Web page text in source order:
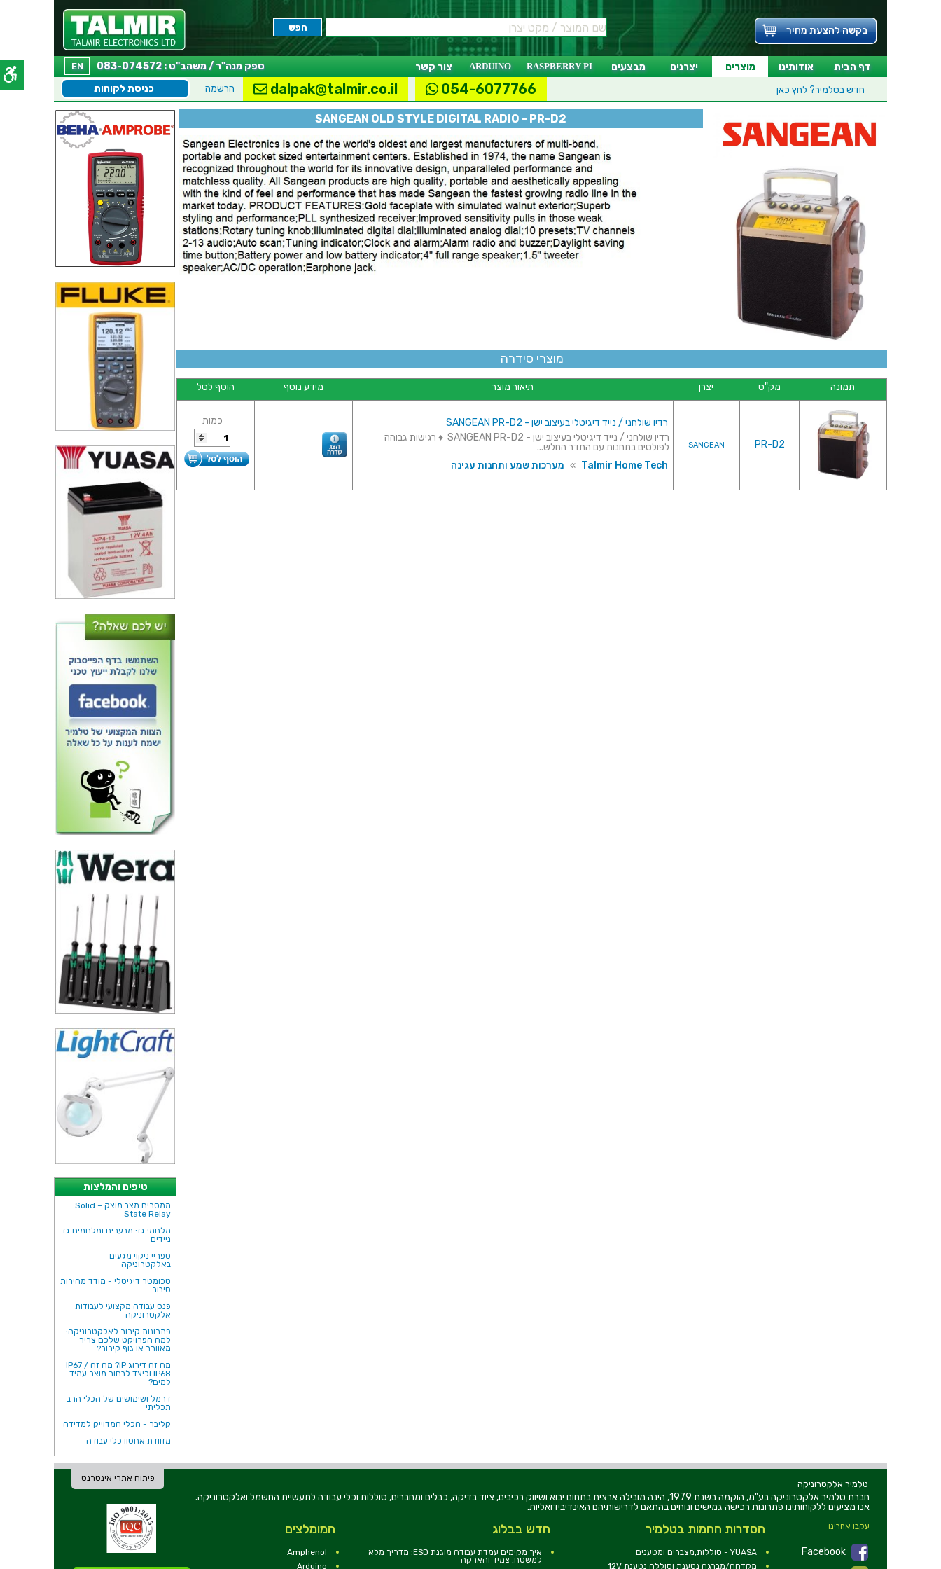
בקשה להצעת מחיר
דף הבית אודותינו מוצרים יצרנים מבצעים RASPBERRY PI
ARDUINO צור קשר EN
ספק מנה"ר / משהב"ט : 083-074572
חדש בטלמיר? לחץ כאן כניסת לקוחות הרשמה dalpak@talmir.co.il 054-6077766
טיפים והמלצות
ממסרים מצב מוצק – Solid
State Relay
מלחמי גז: מבערים ומלחמים גז
ניידים
ספריי ניקוי מגעים
באלקטרוניקה
טכומטר דיגיטלי - מודד מהירות
סיבוב
פנס עבודה מקצועי לעבודות
אלקטרוניקה
פתרונות קירור לאלקטרוניקה:
למה הפרויקט שלכם צריך
מאוורר או גוף קירור?
מה זה דירוג IP? מה זה IP67 /
IP68 וכיצד לבחור מוצר עמיד
למים?
דרמל ושימושים של הכלי הרב
תכליתי
קליבר - הכלי המדוייק למדידה
מזוודת אחסון כלי עבודה
SANGEAN OLD STYLE DIGITAL RADIO - PR-D2
מוצרי סידרה
תמונה מק"ט יצרן תיאור מוצר מידע נוסף הוסף לסל
PR-D2
SANGEAN
רדיו שולחני / נייד דיגיטלי בעיצוב ישן - SANGEAN PR-D2
רדיו שולחני / נייד דיגיטלי בעיצוב ישן - SANGEAN PR-D2 ♦ רגישות גבוהה
לפולסים בתחנות עם התדר החלש...
Talmir Home Tech
» מערכות שמע ותחנות עגינה
כמות
פיתוח אתרי אינטרנט
טלמיר אלקטרוניקה
חברת טלמיר אלקטרוניקה בע"מ, הוקמה בשנת 1979, הינה מובילה ארצית בתחום יבוא ושיווק רכיבים, ציוד בדיקה, כבלים ומחברים, סוללות וכלי עבודה לתעשיית החשמל ואלקטרוניקה.
אנו מציעים ללקוחותינו פתרונות רכישה גמישים ונוחים בהתאם לדרישותיהם האינדיבידואליות.
עקבו אחרינו
Facebook
המומלצים
Amphenol
Arduino
חדש בבלוג
איך מקימים עמדת עבודה מוגנת ESD: מדריך מלא
למשטח, צמיד והארקה
הסדרות החמות בטלמיר
YUASA - סוללות,מצברים ומטענים
מקדחה/מברגה נטענת וסוללה נטענת 12V